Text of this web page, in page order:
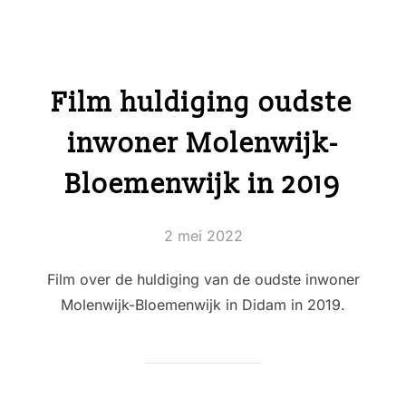
Film huldiging oudste
inwoner Molenwijk-
Bloemenwijk in 2019
Geplaatst
2 mei 2022
Film over de huldiging van de oudste inwoner
Molenwijk-Bloemenwijk in Didam in 2019.